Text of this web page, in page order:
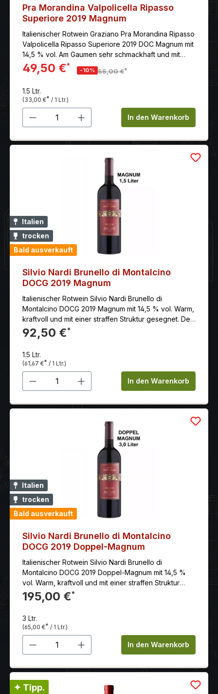
Pra Morandina Valpolicella Ripasso
Superiore 2019 Magnum
Italienischer Rotwein Graziano Pra Morandina Ripasso
Valpolicella Ripasso Superiore 2019 DOC Magnum mit
14,5 % vol. Am Gaumen sehr schmackhaft und mit
einer schönen Frische ausgestattet. Man findet hier
Noten von Kirschen, Pflaumenmarmelade und
49,50 €*
-10% 55,00 €*
1.5 Ltr.
(33,00 €* / 1 Ltr.)
Produkt Anzahl: Gib denIn den Warenkorb
Italien
trocken
Bald ausverkauft
Silvio Nardi Brunello di Montalcino
DOCG 2019 Magnum
Italienischer Rotwein Silvio Nardi Brunello di
Montalcino DOCG 2019 Magnum mit 14,5 % vol. Warm,
kraftvoll und mit einer straffen Struktur gesegnet. Der
Alkoholgehalt liegt bei stattlichen 14,5 % Vol., wird
aber durch eine lebendige, noble Säure wunderbar
aber bereits geschliffen und weich im Abgang. Er
besitzt eine hervorragende Länge.
92,50 €*
1.5 Ltr.
(61,67 €* / 1 Ltr.)
Produkt Anzahl: Gib denIn den Warenkorb
Italien
trocken
Bald ausverkauft
Silvio Nardi Brunello di Montalcino
DOCG 2019 Doppel-Magnum
Italienischer Rotwein Silvio Nardi Brunello di
Montalcino DOCG 2019 Doppel-Magnum mit 14,5 %
vol. Warm, kraftvoll und mit einer straffen Struktur
gesegnet. Der Alkoholgehalt liegt bei stattlichen 14,5
% Vol., wird aber durch eine lebendige, noble Säure
und griffig, aber bereits geschliffen und weich im
Abgang. Er besitzt eine hervorragende Länge.
195,00 €*
3 Ltr.
(65,00 €* / 1 Ltr.)
Produkt Anzahl: Gib denIn den Warenkorb
✦ Tipp.